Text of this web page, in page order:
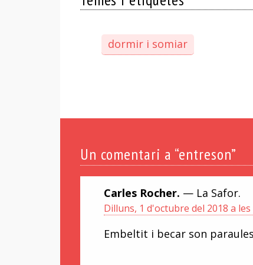
dormir i somiar
Un comentari a “entreson”
Carles Rocher. — La Safor.
Dilluns, 1 d'octubre del 2018 a les
Embeltit i becar son